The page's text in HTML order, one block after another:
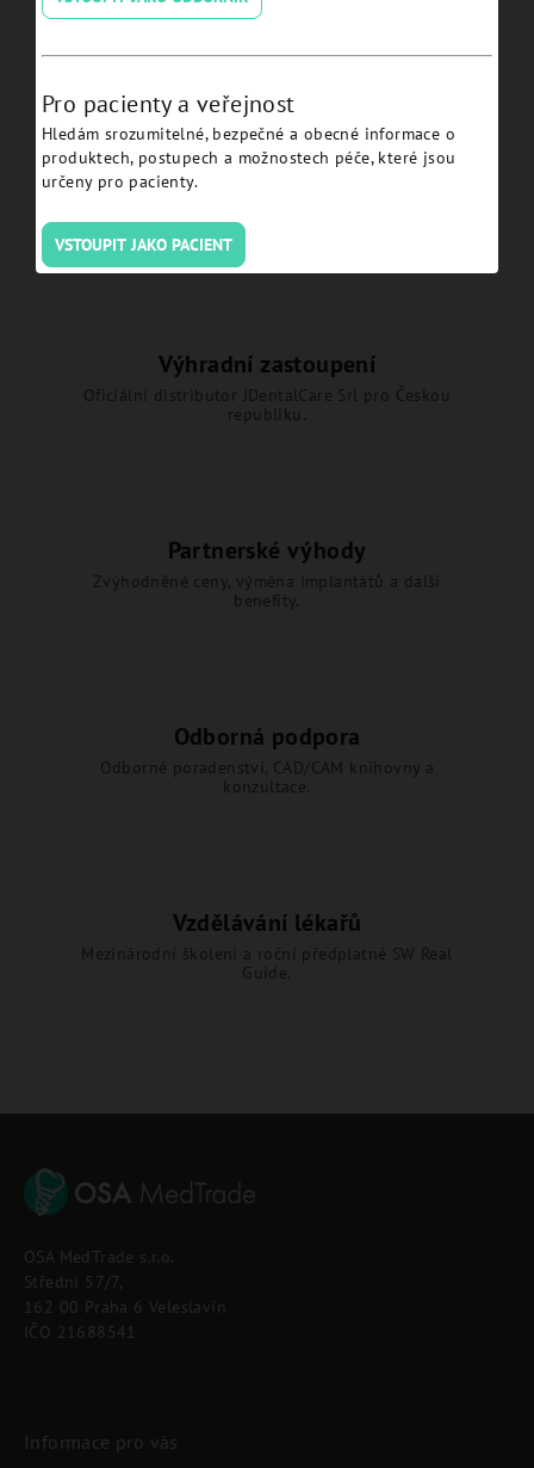
Plus - ICS.
Detail
Výhradní zastoupení
Oficiální distributor JDentalCare Srl pro Českou
republiku.
Partnerské výhody
Zvýhodněné ceny, výměna implantátů a další
benefity.
Odborná podpora
Odborné poradenství, CAD/CAM knihovny a
konzultace.
Vzdělávání lékařů
Mezinárodní školení a roční předplatné SW Real
Guide.
OSA MedTrade s.r.o.
Střední 57/7,
162 00 Praha 6 Veleslavín
IČO 21688541
Informace pro vás
Pro pacienty a veřejnost
Hledám srozumitelné, bezpečné a obecné informace o
produktech, postupech a možnostech péče, které jsou
určeny pro pacienty.
VSTOUPIT JAKO PACIENT